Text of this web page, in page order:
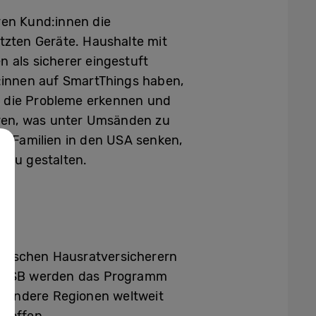
Kund:innen die
Geräte. Haushalte mit
als sicherer eingestuft
auf SmartThings haben,
Probleme erkennen und
was unter Umsänden zu
Familien in den USA senken,
zu gestalten.
Hausratversicherern
werden das Programm
Regionen weltweit